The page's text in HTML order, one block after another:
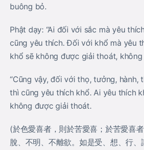
buông bỏ.
Phật dạy: “Ai đối với sắc mà yêu
cũng yêu thích. Đối với khổ mà yêu
khổ sẽ không được giải thoát,
“Cũng vậy, đối với thọ, tưởng, hành,
thì cũng yêu thích khổ. Ai yêu thích
không được giải thoát.
(於色愛喜者，則於苦愛喜；於苦愛喜
脫、不明、不離欲。如是受、想、行